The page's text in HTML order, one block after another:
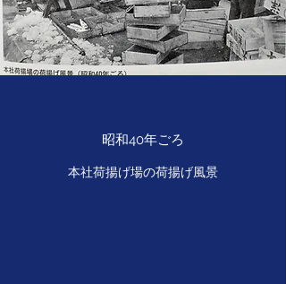
令和 3年 3月（2021年） 株式会社ベスト
サプライ株式を西部ガスホールディングス株
式会社に全株譲渡、資本関係を解消
昭和40年ごろ
​​本社荷揚げ場の荷揚げ風景